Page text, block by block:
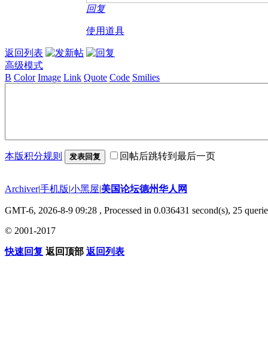
回复
使用道具
返回列表
高级模式
B Color Image Link Quote Code Smilies
本版积分规则 发表回复 回帖后跳转到最后一页
Archiver|手机版|小黑屋|美国论坛德州华人网
GMT-6, 2026-8-9 09:28 , Processed in 0.036431 second(s), 25
© 2001-2017
快速回复 返回顶部 返回列表